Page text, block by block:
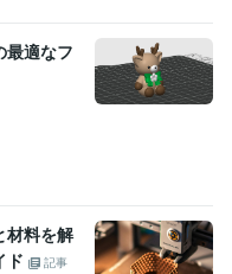
最適なフ
材料を解
ド
記事